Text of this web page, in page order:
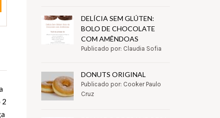
derretida 1 ¾ chávenas de açúcar 2 ov
DELÍCIA SEM GLÚTEN:
BOLO DE CHOCOLATE
COM AMÊNDOAS
Publicado por: Claudia Sofia
DONUTS ORIGINAL
Publicado por: Cooker Paulo
Cruz